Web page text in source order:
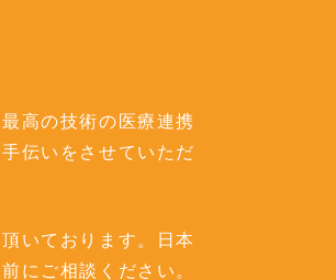
高の技術の医療連携
伝いをさせていただ
いております。日本
にご相談ください。